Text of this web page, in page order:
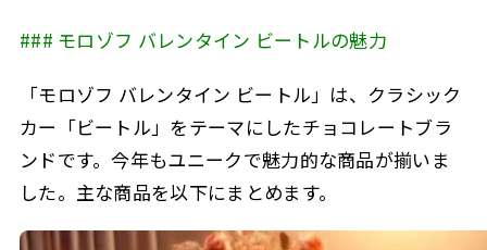
### モロゾフ バレンタイン ビートルの魅力
「モロゾフ バレンタイン ビートル」は、クラシック
カー「ビートル」をテーマにしたチョコレートブラ
ンドです。今年もユニークで魅力的な商品が揃いま
した。主な商品を以下にまとめます。